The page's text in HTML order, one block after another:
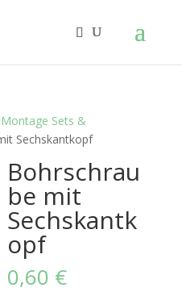
Montage Sets &
Sechskantkopf
Bohrschrau
be mit
Sechskantk
opf
0,60 €